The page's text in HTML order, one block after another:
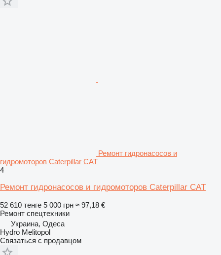
Ремонт гидронасосов и
гидромоторов Caterpillar CAT
4
Ремонт гидронасосов и гидромоторов Caterpillar CAT
52 610 тенге 5 000 грн ≈ 97,18 €
Ремонт спецтехники
Украина, Одеса
Hydro Melitopol
Связаться с продавцом